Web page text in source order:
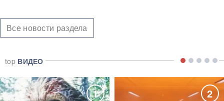
Все новости раздела
top ВИДЕО
1 2